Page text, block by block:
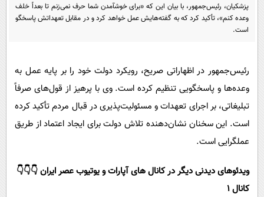
حوادث
محیط زیست
سفر و تفریح
بین الملل
فناوری و It
علمی
اخبار کریپتو
قرآن
گوناگون
سرگرمی
فیلم
پزشکیان، رئیس‌جمهور، با بیان این که «برای خوشآمدن شما حرف نمی‌زنم تا بعداً خلف
وعده کنم»، تأکید کرد که به گفته‌هایش عمل خواهد کرد و در مقابل تعهداتش پاسخگو
است.
رئیس‌جمهور در اظهاراتی صریح، رویکرد دولت خود را بر پایه عمل به
وعده‌ها و پاسخگویی تنظیم کرده است. وی با پرهیز از قول‌های صرفاً
تبلیغاتی، بر اجرای تعهدات و مسئولیت‌پذیری در قبال مردم تأکید کرده
است. این سخنان نشان‌دهنده تلاش دولت برای ایجاد اعتماد از طریق
عملگرایی است.
ویدئوهای دیدنی دیگر در کانال های آپارات و یوتیوب عصر ایران 👇👇👇
کانال 1